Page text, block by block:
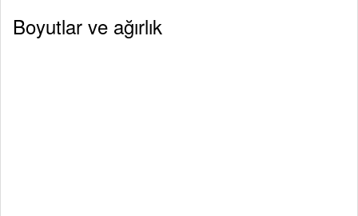
Boyutlar ve ağırlık